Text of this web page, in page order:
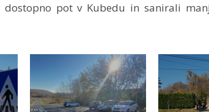
pot v Kubedu in sanirali